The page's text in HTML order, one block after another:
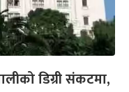
डिग्री संकटमा,